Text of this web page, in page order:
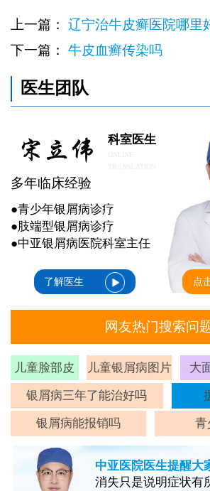
上一篇： 辽宁治牛皮癣医院哪里
吃的食物
下一篇： 牛皮血癣传染吗
医生团队
科室医生
多年临床经验
●青少年银屑病诊疗
●肢端型银屑病诊疗
●中亚银屑病医院科室主任
了解医生 点
网友热门搜索问
儿童脸部皮
癣
儿童银屑病图片 大
银屑病三年了能治好吗
银屑病能报销吗 青
中亚医院医生提醒大
消失只是说明症状有